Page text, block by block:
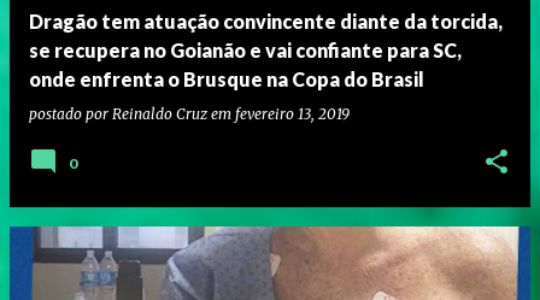
Dragão tem atuação convincente diante da torcida,
se recupera no Goianão e vai confiante para SC,
onde enfrenta o Brusque na Copa do Brasil
postado por Reinaldo Cruz em fevereiro 13, 2019
0